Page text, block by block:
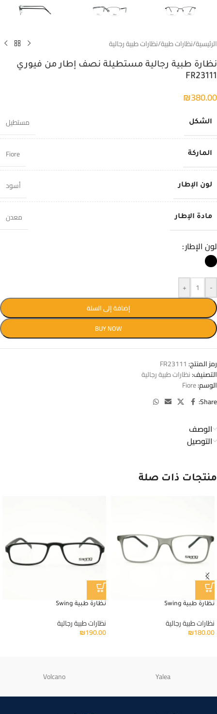
الرئيسية/نظارات طبية/نظارات طبية رجالية
نظارة طبية رجالية مستطيلة نصف إطار من فيوري
FR23111
₪380.00
الشكل مستطيل
الماركة Fiore
لون الإطار أسود
مادة الإطار معدن
لون الإطار
-
+
إضافة إلى السلة
BUY NOW
رمز المنتج: FR23111
التصنيف:نظارات طبية رجالية
الوسم:Fiore
Share:
الوصف
التوصيل
منتجات ذات صلة
نظارة طبية Swing
نظارات طبية رجالية
₪180.00
نظارة طبية Swing
نظارات طبية رجالية
₪190.00
Yalea
Volcano